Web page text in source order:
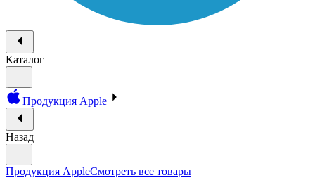
Каталог
Продукция Apple
Назад
Продукция AppleСмотреть все товары